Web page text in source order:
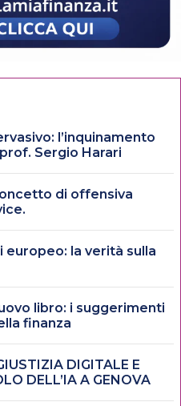
l’inquinamento
Sergio Harari
di offensiva
europeo: la verità sulla
libro: i suggerimenti
finanza
DIGITALE E
DELL’IA A GENOVA